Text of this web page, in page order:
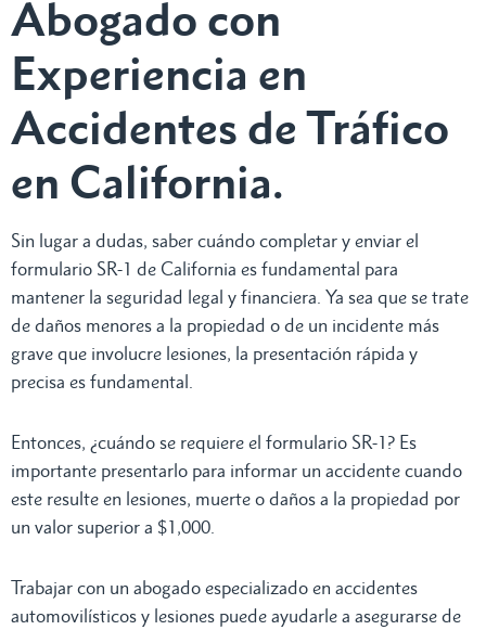
Abogado con
Experiencia en
Accidentes de Tráfico
en California.
Sin lugar a dudas, saber cuándo completar y enviar el
formulario SR-1 de California es fundamental para
mantener la seguridad legal y financiera. Ya sea que se trate
de daños menores a la propiedad o de un incidente más
grave que involucre lesiones, la presentación rápida y
precisa es fundamental.
Entonces, ¿cuándo se requiere el formulario SR-1? Es
importante presentarlo para informar un accidente cuando
este resulte en lesiones, muerte o daños a la propiedad por
un valor superior a $1,000.
Trabajar con un abogado especializado en accidentes
automovilísticos y lesiones puede ayudarle a asegurarse de